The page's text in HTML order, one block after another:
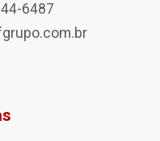
6487